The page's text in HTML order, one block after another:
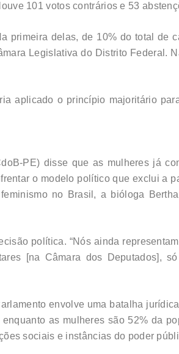
101 votos contrários e 53
primeira delas, de 10% do total de
Legislativa do Distrito Federal.
aplicado o princípio majoritário
PE) disse que as mulheres já
o modelo político que exclui a
no Brasil, a bióloga
política. “Nós ainda
[na Câmara dos Deputados],
envolve uma batalha
as mulheres são 52% da
sociais e instâncias do poder